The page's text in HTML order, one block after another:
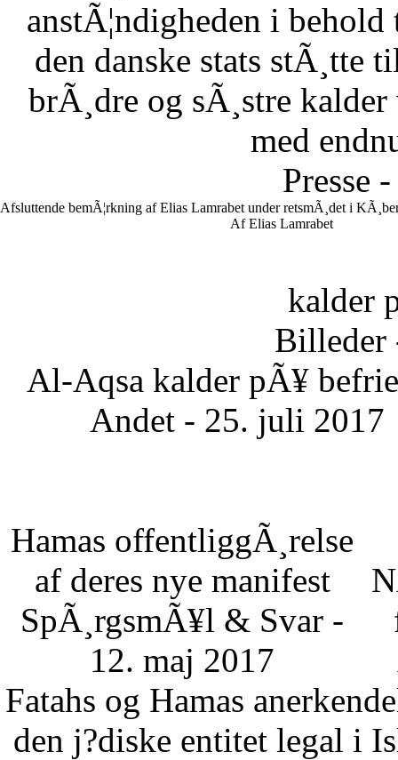
anstÃ¦ndigheden i
den danske stats stÃ¸tte
brÃ¸dre og sÃ¸stre
med
Presse
Afsluttende bemÃ¦rkning af Elias Lamrabet under retsmÃ¸det i
Af Elias Lamrabet
kalder
Billeder
Al-Aqsa kalder pÃ¥
Andet - 25. juli 2017
Hamas offentliggÃ¸relse
af deres nye manifest
SpÃ¸rgsmÃ¥l & Svar -
12. maj 2017
Fatahs og Hamas
den j?diske entitet legal i